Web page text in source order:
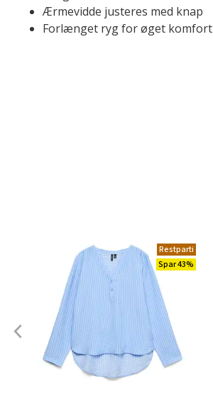
Ærmevidde justeres med knap
Forlænget ryg for øget komfort
Restparti
Spar 43%